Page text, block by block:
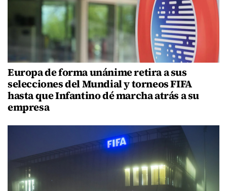
Europa de forma unánime retira a sus
selecciones del Mundial y torneos FIFA
hasta que Infantino dé marcha atrás a su
empresa